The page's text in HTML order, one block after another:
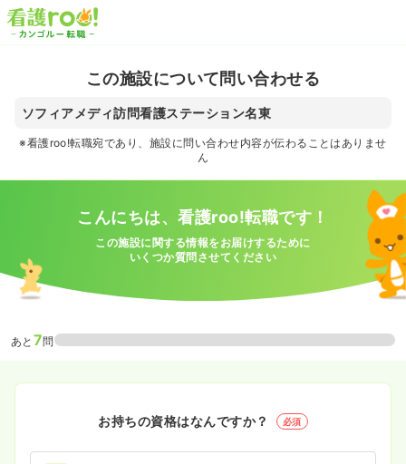
この施設について問い合わせる
ソフィアメディ訪問看護ステーション名東
※看護roo!転職宛であり、施設に問い合わせ内容が伝わることはありませ
ん
こんにちは、看護roo!転職です！
この施設に関する情報をお届けするために
いくつか質問させてください
あと 7問
お持ちの資格はなんですか？ 必須